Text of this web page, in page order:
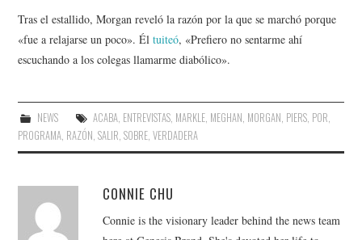
Tras el estallido, Morgan reveló la razón por la que se marchó porque
«fue a relajarse un poco». Éltuiteó, «Prefiero no sentarme ahí
escuchando a los colegas llamarme diabólico».
NEWS ACABA, ENTREVISTAS, MARKLE, MEGHAN, MORGAN, PIERS, POR,
PROGRAMA, RAZÓN,SALIR,SOBRE,VERDADERA
CONNIE CHU
Connie is the visionary leader behind the news team